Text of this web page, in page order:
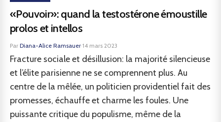
«Pouvoir»: quand la testostérone émoustille
prolos et intellos
Par Diana-Alice Ramsauer·14 mars 2023
Fracture sociale et désillusion: la majorité silencieuse
et l’élite parisienne ne se comprennent plus. Au
centre de la mêlée, un politicien providentiel fait des
promesses, échauffe et charme les foules. Une
puissante critique du populisme, même de la